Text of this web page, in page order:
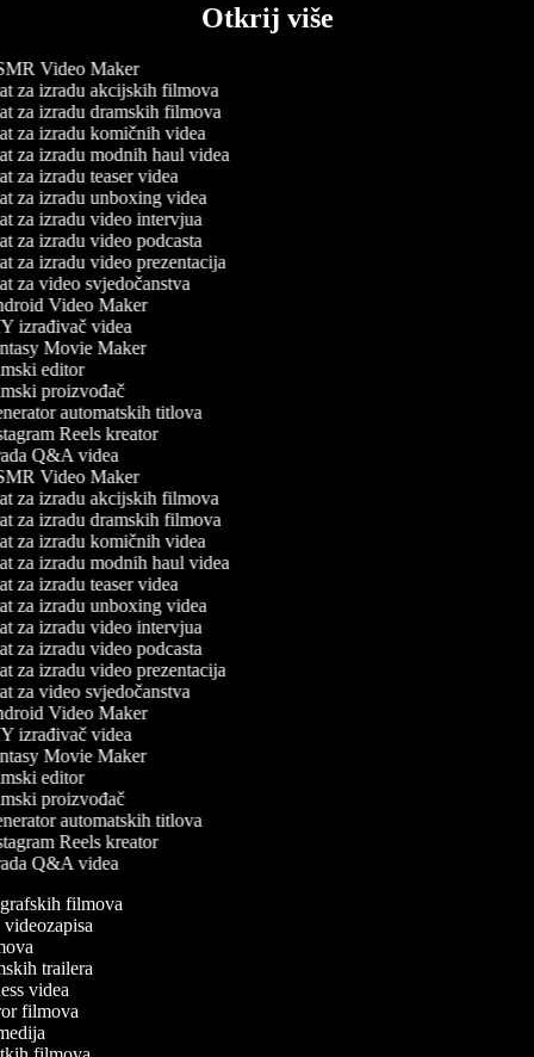
Otkrij više
Video Maker
za izradu akcijskih filmova
za izradu dramskih filmova
za izradu komičnih videa
za izradu modnih haul videa
za izradu teaser videa
za izradu unboxing videa
za izradu video intervjua
za izradu video podcasta
za izradu video prezentacija
za video svjedočanstva
Video Maker
izrađivač videa
Movie Maker
editor
proizvođač
automatskih titlova
Reels kreator
Q&A videa
Video Maker
za izradu akcijskih filmova
za izradu dramskih filmova
za izradu komičnih videa
za izradu modnih haul videa
za izradu teaser videa
za izradu unboxing videa
za izradu video intervjua
za izradu video podcasta
za izradu video prezentacija
za video svjedočanstva
Video Maker
izrađivač videa
Movie Maker
editor
proizvođač
automatskih titlova
Reels kreator
Q&A videa
filmova
videozapisa
trailera
videa
filmova